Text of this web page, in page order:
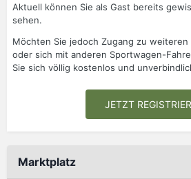
Aktuell können Sie als Gast bereits
sehen.
Möchten Sie jedoch Zugang zu weiteren
oder sich mit anderen Sportwagen-
Sie sich völlig kostenlos und
JETZT
Marktplatz